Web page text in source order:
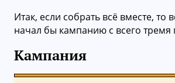
Итак, если собрать всё вместе, то
начал бы кампанию с всего тремя
Кампания